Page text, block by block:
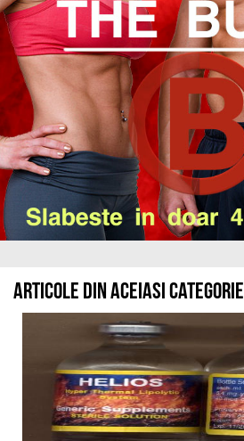
Articole din aceiasi categorie